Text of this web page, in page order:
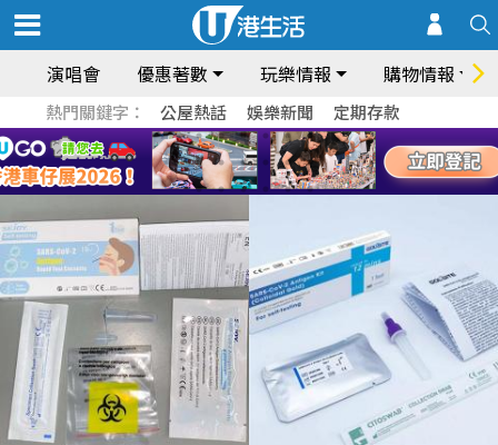
演唱會 優惠著數 玩樂情報 購物情報
熱門關鍵字： 公屋熱話 娛樂新聞 定期存款